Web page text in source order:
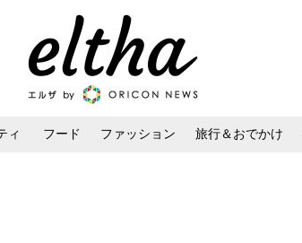
ィ フード ファッション 旅行＆おでかけ